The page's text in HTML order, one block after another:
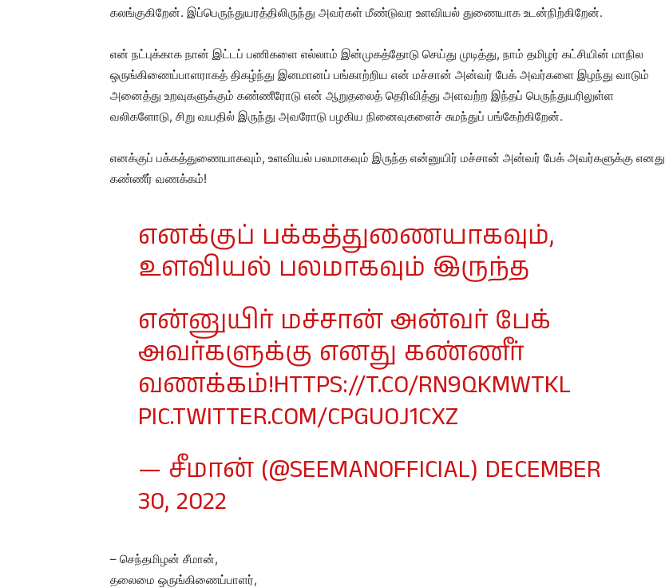
கலங்குகிறேன். இப்பெருந்துயரத்திலிருந்து அவர்கள் மீண்டுவர உளவியல் துணையாக உடன்நிற்கிறேன்.
என் நட்புக்காக நான் இட்டப் பணிகளை எல்லாம் இன்முகத்தோடு செய்து முடித்து, நாம் தமிழர் கட்சியின் மாநில
ஒருங்கிணைப்பாளராகத் திகழ்ந்து இனமானப் பங்காற்றிய என் மச்சான் அன்வர் பேக் அவர்களை இழந்து வாடும்
அனைத்து உறவுகளுக்கும் கண்ணீரோடு என் ஆறுதலைத் தெரிவித்து அளவற்ற இந்தப் பெருந்துயரிலுள்ள
வலிகளோடு, சிறு வயதில் இருந்து அவரோடு பழகிய நினைவுகளைச் சுமந்துப் பங்கேற்கிறேன்.
எனக்குப் பக்கத்துணையாகவும், உளவியல் பலமாகவும் இருந்த என்னுயிர் மச்சான் அன்வர் பேக் அவர்களுக்கு எனது
கண்ணீர் வணக்கம்!
எனக்குப் பக்கத்துணையாகவும்,
உளவியல் பலமாகவும் இருந்த
என்னுயிர் மச்சான் அன்வர் பேக்
அவர்களுக்கு எனது கண்ணீர்
வணக்கம்!HTTPS://T.CO/RN9QKMWTKL
PIC.TWITTER.COM/CPGUOJ1CXZ
— சீமான் (@SEEMANOFFICIAL) DECEMBER
30, 2022
– செந்தமிழன் சீமான்,
தலைமை ஒருங்கிணைப்பாளர்,